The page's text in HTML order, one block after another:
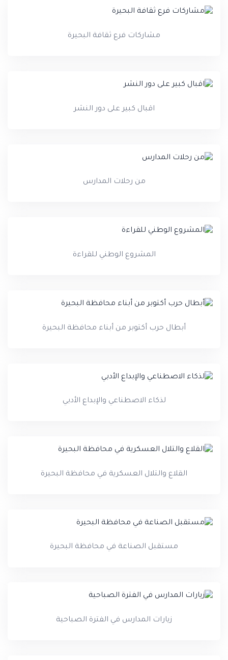
مشاركات فرع ثقافة البحيرة
اقبال كبير على دور النشر
من رحلات المدارس
المشروع الوطني للقراءة
أبطال حرب أكتوبر من أبناء محافظة البحيرة
لذكاء الاصطناعي والإبداع الأدبي
القلاع والتلال العسكرية في محافظة البحيرة
مستقبل الصناعة في محافظة البحيرة
زيارات المدارس في الفترة الصباحية